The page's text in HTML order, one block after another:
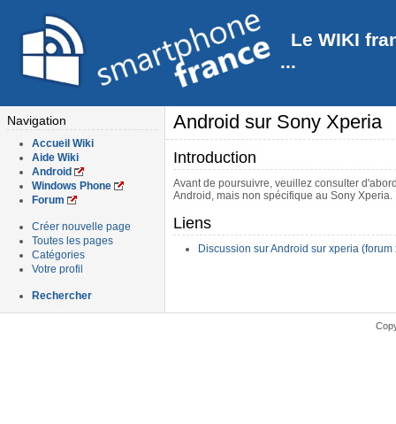
Le WIKI
...
Navigation
Accueil Wiki
Aide Wiki
Android
Windows Phone
Forum
Créer nouvelle page
Toutes les pages
Catégories
Votre profil
Rechercher
Android sur Sony Xperia
Introduction
Avant de poursuivre, veuillez consulter
Android, mais non spécifique au Sony Xperia.
Liens
Discussion sur Android sur xperia (forum